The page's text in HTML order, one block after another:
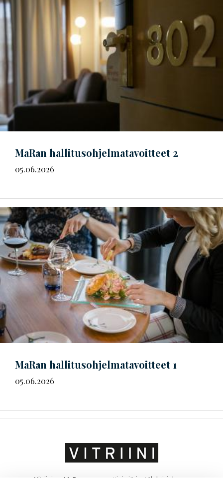
MaRan hal­li­tus­oh­jel­ma­ta­voit­teet 2
05.06.2026
MaRan hal­li­tus­oh­jel­ma­ta­voit­teet 1
05.06.2026
Vitriini on MaRa ry:n ammatti- ja järjestölehti, joka on